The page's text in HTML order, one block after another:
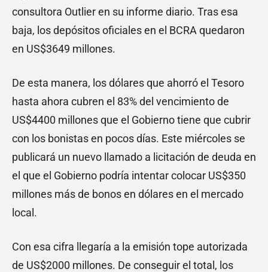
consultora Outlier en su informe diario. Tras esa
baja, los depósitos oficiales en el BCRA quedaron
en US$3649 millones.
De esta manera, los dólares que ahorró el Tesoro
hasta ahora cubren el 83% del vencimiento de
US$4400 millones que el Gobierno tiene que cubrir
con los bonistas en pocos días. Este miércoles se
publicará un nuevo llamado a licitación de deuda en
el que el Gobierno podría intentar colocar US$350
millones más de bonos en dólares en el mercado
local.
Con esa cifra llegaría a la emisión tope autorizada
de US$2000 millones. De conseguir el total, los